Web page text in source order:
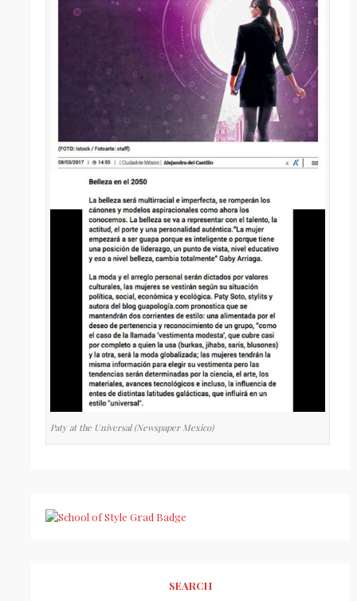
Paty at the Universal (Newspaper Mexico)
SEARCH